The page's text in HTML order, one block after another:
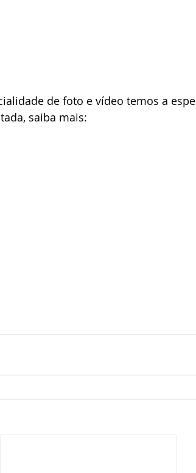
de foto e vídeo temos a
saiba mais: